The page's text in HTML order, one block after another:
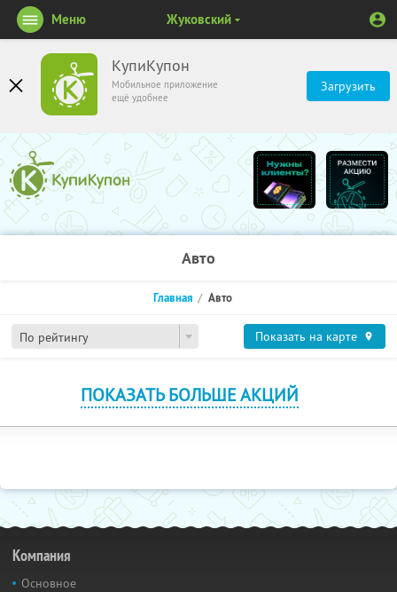
КупиКупон
Мобильное приложение
ещё удобнее
Загрузить
Меню Жуковский
Авто
По рейтингу
Главная Авто
Показать на карте
ПОКАЗАТЬ БОЛЬШЕ АКЦИЙ
Компания
Основное